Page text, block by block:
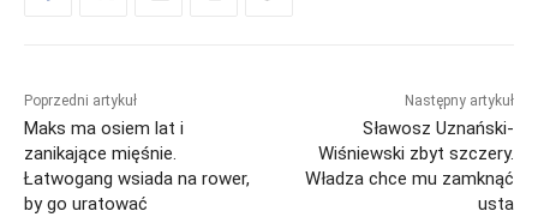
Poprzedni artykuł
Maks ma osiem lat i
zanikające mięśnie.
Łatwogang wsiada na rower,
by go uratować
Następny artykuł
Sławosz Uznański-
Wiśniewski zbyt szczery.
Władza chce mu zamknąć
usta